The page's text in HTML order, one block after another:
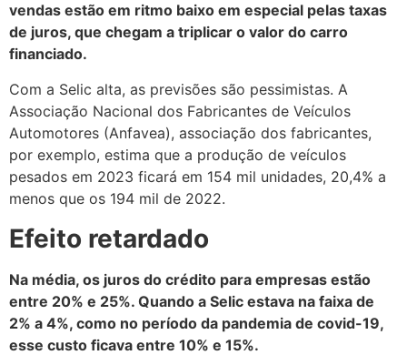
vendas estão em ritmo baixo em especial pelas taxas
de juros, que chegam a triplicar o valor do carro
financiado.
Com a Selic alta, as previsões são pessimistas. A
Associação Nacional dos Fabricantes de Veículos
Automotores (Anfavea), associação dos fabricantes,
por exemplo, estima que a produção de veículos
pesados em 2023 ficará em 154 mil unidades, 20,4% a
menos que os 194 mil de 2022.
Efeito retardado
Na média, os juros do crédito para empresas estão
entre 20% e 25%. Quando a Selic estava na faixa de
2% a 4%, como no período da pandemia de covid-19,
esse custo ficava entre 10% e 15%.